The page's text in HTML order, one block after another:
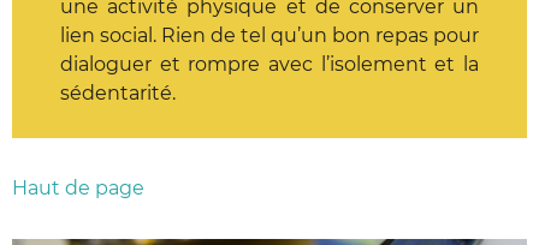
une activité physique et de conserver un
lien social. Rien de tel qu’un bon repas pour
dialoguer et rompre avec l’isolement et la
sédentarité.
Haut de page